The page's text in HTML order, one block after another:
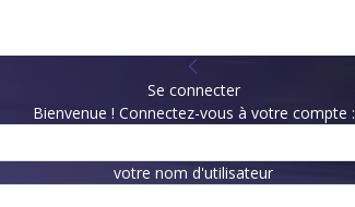
Se connecter
Bienvenue ! Connectez-vous à votre compte :
votre nom d'utilisateur